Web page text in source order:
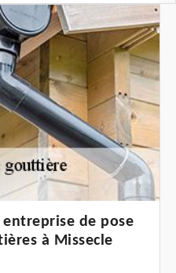
de pose
à Missecle